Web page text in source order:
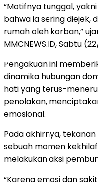
​“Motifnya tunggal,
bahwa ia sering diejek,
rumah oleh korban,”
MMCNEWS.ID, Sabtu
​Pengakuan ini
dinamika hubungan
hati yang terus-
penolakan,
emosional.
Pada akhirnya,
sebuah momen
melakukan aksi
​“Karena emosi dan